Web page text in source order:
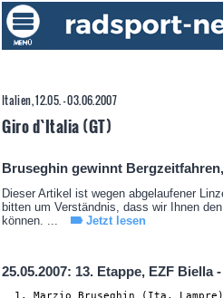
Italien, 12.05. - 03.06.2007
Giro d`Italia (GT)
Bruseghin gewinnt
Dieser Artikel ist wegen abgelaufener
bitten um Verständnis, dass wir Ihnen
können. ...
Jetzt lesen
25.05.2007: 13. Etappe, EZF Biella